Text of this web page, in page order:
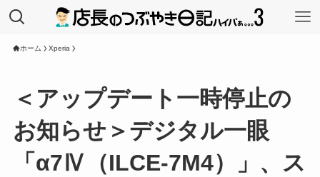
ホーム Xperia
＜アップデート一時停止の
お知らせ＞デジタル一眼
「α7Ⅳ（ILCE-7M4）」、ス